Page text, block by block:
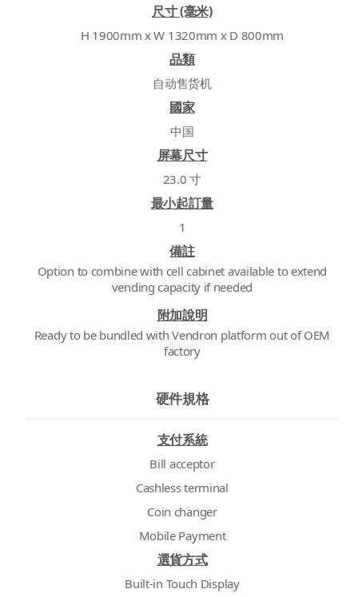
尺寸 (毫米)
H 1900mm x W 1320mm x D 800mm
品類
自动售货机
國家
中国
屏幕尺寸
23.0 寸
最小起訂量
1
備註
Option to combine with cell cabinet available to extend
vending capacity if needed
附加說明
Ready to be bundled with Vendron platform out of OEM
factory
硬件規格
支付系統
Bill acceptor
Cashless terminal
Coin changer
Mobile Payment
選貨方式
Built-in Touch Display